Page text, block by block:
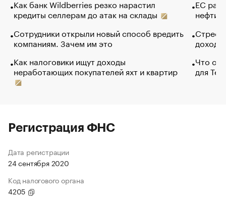
Как банк Wildberries резко нарастил
кредиты селлерам до атак на склады
Сотрудники открыли новый способ вредить
компаниям. Зачем им это
Как налоговики ищут доходы
неработающих покупателей яхт и квартир
ЕС
нефти
Что
для
Регистрация ФНС
Дата регистрации
24 сентября 2020
Код налогового органа
4205